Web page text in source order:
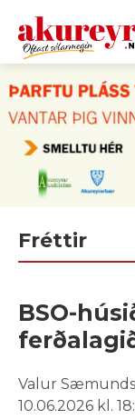
Leita
Fréttir
BSO-
Valur
10.06.2026 kl.